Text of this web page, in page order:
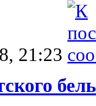
21:23